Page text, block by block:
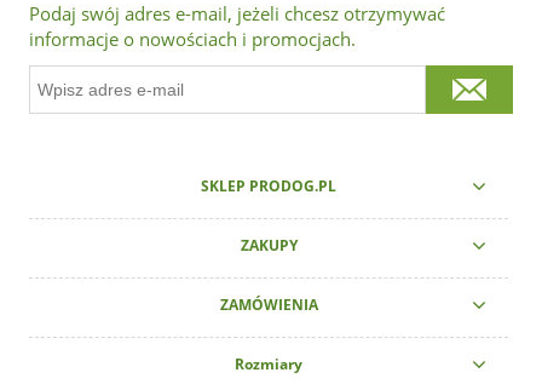
Podaj swój adres e-mail, jeżeli chcesz otrzymywać
informacje o nowościach i promocjach.
SKLEP PRODOG.PL
ZAKUPY
ZAMÓWIENIA
Rozmiary